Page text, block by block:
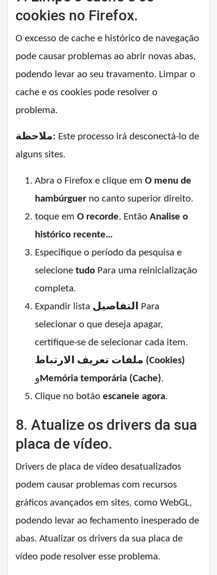
cookies no Firefox.
O excesso de cache e histórico de navegação
pode causar problemas ao abrir novas abas,
podendo levar ao seu travamento. Limpar o
cache e os cookies pode resolver o
problema.
ملاحظة: Este processo irá desconectá-lo de
alguns sites.
Abra o Firefox e clique em O menu de
hambúrguer no canto superior direito.
toque em O recorde, Então Analise o
histórico recente…
Especifique o período da pesquisa e
selecione tudo Para uma reinicialização
completa.
Expandir lista التفاصيل
Para
selecionar o que deseja apagar,
certifique-se de selecionar cada item.
ملفات تعريف الارتباط (Cookies)
وMemória temporária (Cache).
Clique no botão escaneie agora.
8. Atualize os drivers da sua
placa de vídeo.
Drivers de placa de vídeo desatualizados
podem causar problemas com recursos
gráficos avançados em sites, como WebGL,
podendo levar ao fechamento inesperado de
abas. Atualizar os drivers da sua placa de
vídeo pode resolver esse problema.